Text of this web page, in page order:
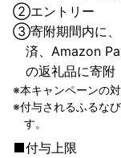
②エントリー
③寄附期間内に
済、Amazon
の返礼品に寄附
本キャンペーンの
付与されるふるな
す。
付与上限